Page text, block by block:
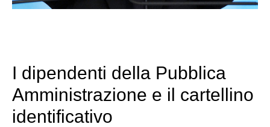
I dipendenti della Pubblica
Amministrazione e il cartellino
identificativo